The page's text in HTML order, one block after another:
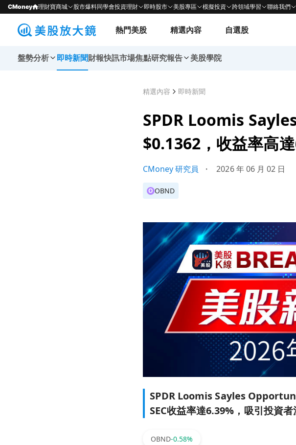
CMoney 理財寶商城 股市爆料同學會投資理財 即時股市 美股專區 模擬投資 跨領域學習 聯絡我們
熱門美股 精選內容 自選股
盤勢分析 即時新聞財報快訊市場焦點研究報告 美股學院
精選內容 即時新聞
SPDR Loomis
$0.1362，收益率高達
CMoney 研究員 ・ 2026 年 06 月 02 日
O OBND
SPDR Loomis Sayles
SEC收益率達6.39%，吸引投資者
OBND-0.58%